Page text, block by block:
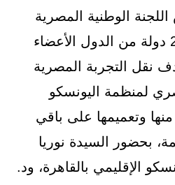
الوطنية المصرية
لليونسكو، وفدًا من 20 دولة من الدول الأعضاء
نقل التجربة المصرية
لمنظمة اليونسكو
وتعميمها على باقي
بحضور السيدة نوريا
الإقليمي بالقاهرة، ود.